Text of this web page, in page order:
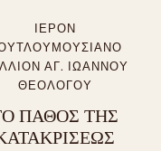
ΙΕΡΟΝ
ΑΓ. ΙΩΑΝΝΟΥ
ΘΕΟΛΟΓΟΥ
ΠΑΘΟΣ ΤΗΣ